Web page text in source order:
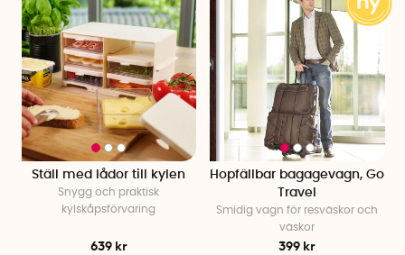
Ställ med lådor till kylen
Snygg och praktisk
kylskåpsförvaring
639 kr
Hopfällbar bagagevagn, Go
Travel
Smidig vagn för resväskor och
väskor
399 kr